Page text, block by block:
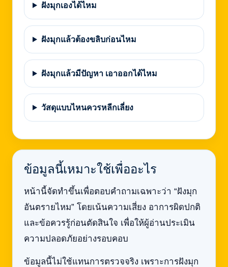
ฝังมุกเองได้ไหม
ฝังมุกแล้วต้องขลิบก่อนไหม
ฝังมุกแล้วมีปัญหา เอาออกได้ไหม
วัสดุแบบไหนควรหลีกเลี่ยง
ข้อมูลนี้เหมาะใช้เพื่ออะไร
หน้านี้จัดทำขึ้นเพื่อตอบคำถามเฉพาะว่า “ฝังมุก
อันตรายไหม” โดยเน้นความเสี่ยง อาการผิดปกติ
และข้อควรรู้ก่อนตัดสินใจ เพื่อให้ผู้อ่านประเมิน
ความปลอดภัยอย่างรอบคอบ
ข้อมูลนี้ไม่ใช้แทนการตรวจจริง เพราะการฝังมุก